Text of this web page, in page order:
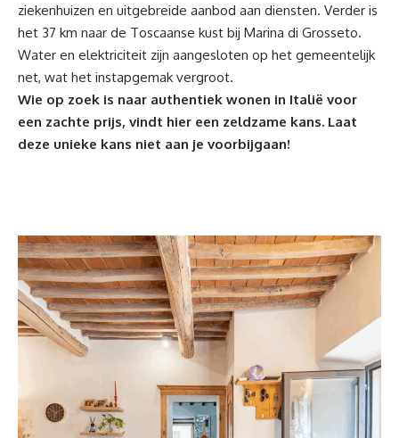
ziekenhuizen en uitgebreide aanbod aan diensten. Verder is
het 37 km naar de Toscaanse kust bij Marina di Grosseto.
Water en elektriciteit zijn aangesloten op het gemeentelijk
net, wat het instapgemak vergroot.
Wie op zoek is naar authentiek wonen in Italië voor
een zachte prijs, vindt hier een zeldzame kans. Laat
deze unieke kans niet aan je voorbijgaan!